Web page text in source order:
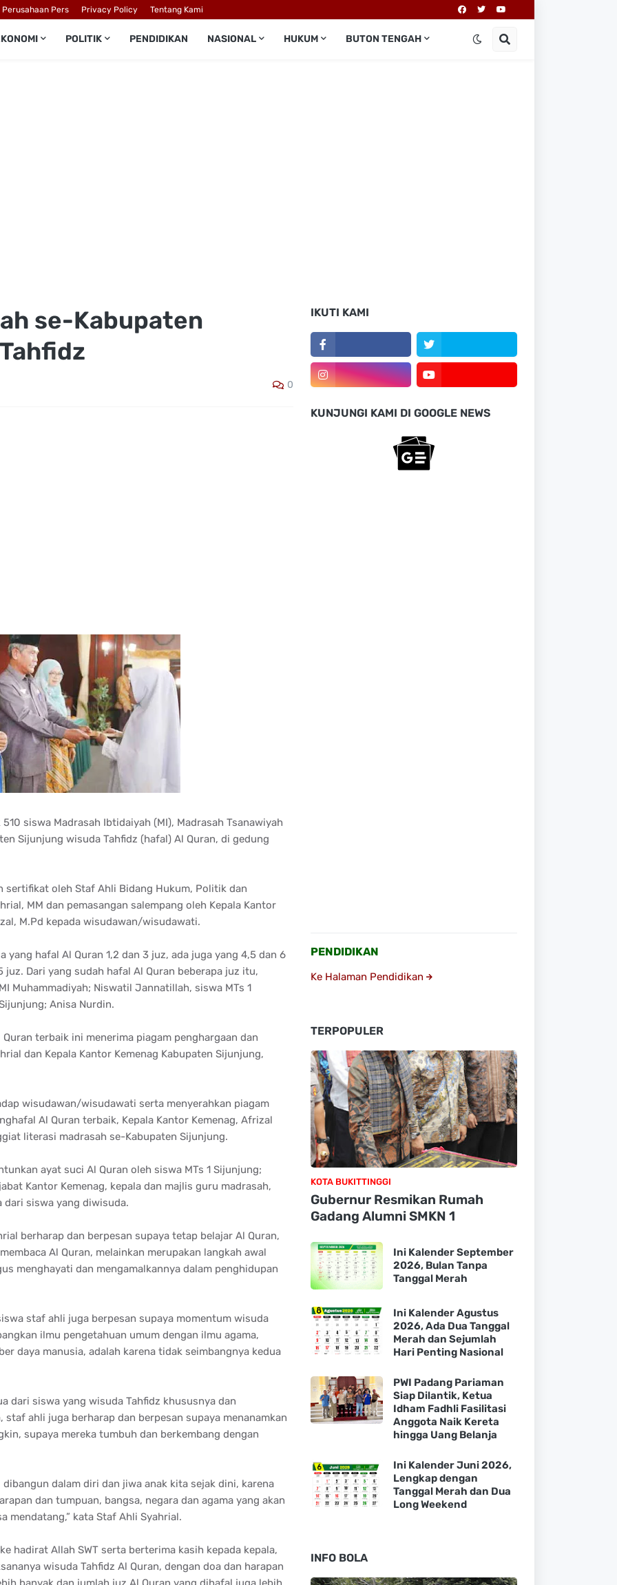
Pers Privacy Policy Tentang Kami
POLITIK PENDIDIKAN NASIONAL HUKUM BUTON TENGAH
se-Kabupaten
0
siswa Madrasah Ibtidaiyah (MI), Madrasah Tsanawiyah
Sijunjung wisuda Tahfidz (hafal) Al Quran, di gedung
sertifikat oleh Staf Ahli Bidang Hukum, Politik dan
MM dan pemasangan salempang oleh Kepala Kantor
M.Pd kepada wisudawan/wisudawati.
yang hafal Al Quran 1,2 dan 3 juz, ada juga yang 4,5 dan 6
juz. Dari yang sudah hafal Al Quran beberapa juz itu,
Muhammadiyah; Niswatil Jannatillah, siswa MTs 1
Anisa Nurdin.
terbaik ini menerima piagam penghargaan dan
dan Kepala Kantor Kemenag Kabupaten Sijunjung,
wisudawan/wisudawati serta menyerahkan piagam
Al Quran terbaik, Kepala Kantor Kemenag, Afrizal
literasi madrasah se-Kabupaten Sijunjung.
ayat suci Al Quran oleh siswa MTs 1 Sijunjung;
Kantor Kemenag, kepala dan majlis guru madrasah,
siswa yang diwisuda.
berharap dan berpesan supaya tetap belajar Al Quran,
Al Quran, melainkan merupakan langkah awal
menghayati dan mengamalkannya dalam penghidupan
staf ahli juga berpesan supaya momentum wisuda
ilmu pengetahuan umum dengan ilmu agama,
daya manusia, adalah karena tidak seimbangnya kedua
dari siswa yang wisuda Tahfidz khususnya dan
ahli juga berharap dan berpesan supaya menanamkan
supaya mereka tumbuh dan berkembang dengan
dalam diri dan jiwa anak kita sejak dini, karena
dan tumpuan, bangsa, negara dan agama yang akan
mendatang,” kata Staf Ahli Syahrial.
hadirat Allah SWT serta berterima kasih kepada kepala,
wisuda Tahfidz Al Quran, dengan doa dan harapan
IKUTI KAMI
KUNJUNGI KAMI DI GOOGLE NEWS
PENDIDIKAN
Ke Halaman Pendidikan
TERPOPULER
KOTA BUKITTINGGI
Gubernur Resmikan Rumah
Gadang Alumni SMKN 1
Ini Kalender September
2026, Bulan Tanpa
Tanggal Merah
Ini Kalender Agustus
2026, Ada Dua Tanggal
Merah dan Sejumlah
Hari Penting Nasional
PWI Padang Pariaman
Siap Dilantik, Ketua
Idham Fadhli Fasilitasi
Anggota Naik Kereta
hingga Uang Belanja
Ini Kalender Juni 2026,
Lengkap dengan
Tanggal Merah dan Dua
Long Weekend
INFO BOLA